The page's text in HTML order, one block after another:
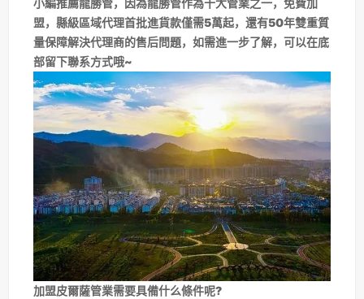
小編推薦龍勝管，因為龍勝管作為十大管業之一，免費加
盟，縣級區域代理首批進貨款僅需5萬起，還有50年雙重質
量保障解決代理商的售后問題，如需進一步了解，可以在底
部留下聯系方式哦~
加盟皮爾薩管業需要具備什么條件呢?